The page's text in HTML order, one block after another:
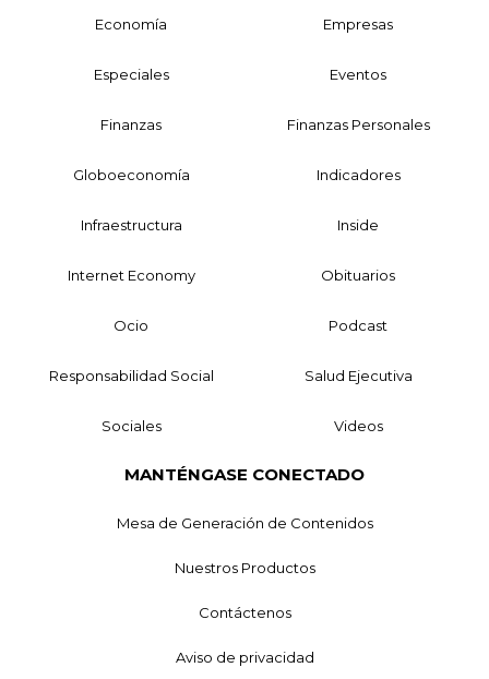
Economía Empresas
Especiales Eventos
Finanzas Finanzas Personales
Globoeconomía Indicadores
Infraestructura Inside
Internet Economy Obituarios
Ocio Podcast
Responsabilidad Social Salud Ejecutiva
Sociales Videos
MANTÉNGASE CONECTADO
Mesa de Generación de Contenidos
Nuestros Productos
Contáctenos
Aviso de privacidad